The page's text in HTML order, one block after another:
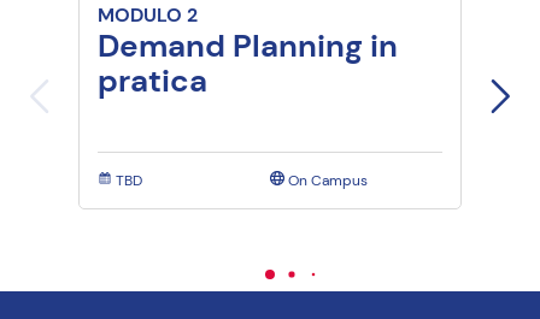
MODULO 2
Demand Planning in
pratica
TBD On Campus